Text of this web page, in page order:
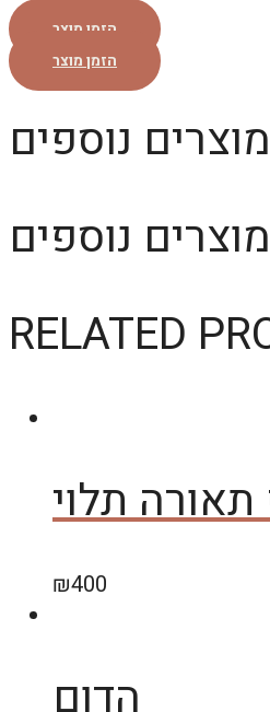
הזמן מוצר
הזמן מוצר
מוצרים נוספים
מוצרים נוספים
RELATED
תאורה תלוי
₪400
הדום